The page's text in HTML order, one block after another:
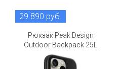
29 890 руб.
Рюкзак Peak Design
Outdoor Backpack 25L